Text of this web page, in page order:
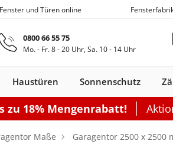
Zum Hauptinhalt
und Türen online
0800 66 55 75
Mo. - Fr. 8 - 20 Uhr, Sa. 10 - 14 Uhr
Haustüren
Nebeneingangstüren
Sonnenschutz
Zäune
zu 18% Mengenrabatt!
Maße Garagentor 2500 x 2500